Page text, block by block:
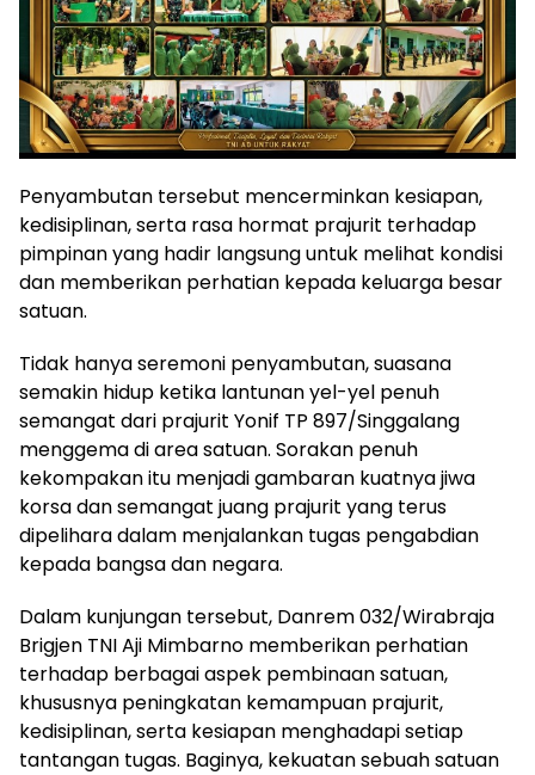
Penyambutan tersebut mencerminkan kesiapan,
kedisiplinan, serta rasa hormat prajurit terhadap
pimpinan yang hadir langsung untuk melihat kondisi
dan memberikan perhatian kepada keluarga besar
satuan.
Tidak hanya seremoni penyambutan, suasana
semakin hidup ketika lantunan yel-yel penuh
semangat dari prajurit Yonif TP 897/Singgalang
menggema di area satuan. Sorakan penuh
kekompakan itu menjadi gambaran kuatnya jiwa
korsa dan semangat juang prajurit yang terus
dipelihara dalam menjalankan tugas pengabdian
kepada bangsa dan negara.
Dalam kunjungan tersebut, Danrem 032/Wirabraja
Brigjen TNI Aji Mimbarno memberikan perhatian
terhadap berbagai aspek pembinaan satuan,
khususnya peningkatan kemampuan prajurit,
kedisiplinan, serta kesiapan menghadapi setiap
tantangan tugas. Baginya, kekuatan sebuah satuan